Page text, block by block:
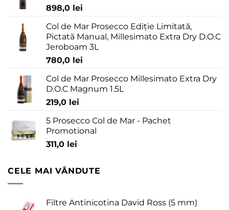
898,0 lei
Col de Mar Prosecco Ediție Limitată,
Pictată Manual, Millesimato Extra Dry D.O.C
Jeroboam 3L
780,0 lei
Col de Mar Prosecco Millesimato Extra Dry
D.O.C Magnum 1.5L
219,0 lei
5 Prosecco Col de Mar - Pachet
Promotional
311,0 lei
CELE MAI VÂNDUTE
Filtre Antinicotina David Ross (5 mm)